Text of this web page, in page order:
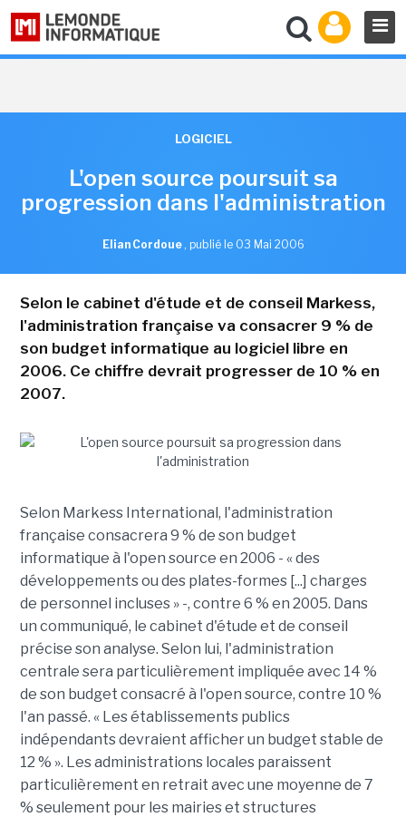
LOGICIEL
L'open source poursuit sa
progression dans l'administration
Elian Cordoue , publié le 03 Mai 2006
Selon le cabinet d'étude et de conseil Markess,
l'administration française va consacrer 9 % de
son budget informatique au logiciel libre en
2006. Ce chiffre devrait progresser de 10 % en
2007.
Selon Markess International, l'administration
française consacrera 9 % de son budget
informatique à l'open source en 2006 - « des
développements ou des plates-formes [...] charges
de personnel incluses » -, contre 6 % en 2005. Dans
un communiqué, le cabinet d'étude et de conseil
précise son analyse. Selon lui, l'administration
centrale sera particulièrement impliquée avec 14 %
de son budget consacré à l'open source, contre 10 %
l'an passé. « Les établissements publics
indépendants devraient afficher un budget stable de
12 % ». Les administrations locales paraissent
particulièrement en retrait avec une moyenne de 7
% seulement pour les mairies et structures